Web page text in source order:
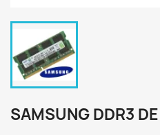
SAMSUNG DDR3